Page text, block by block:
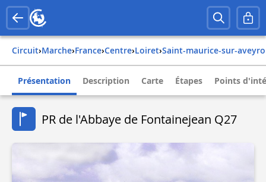
Circuit› Marche› france› centre› loiret› saint-maurice-sur-
Présentation Description Carte Étapes Points
PR de l'Abbaye de Fontainejean Q27